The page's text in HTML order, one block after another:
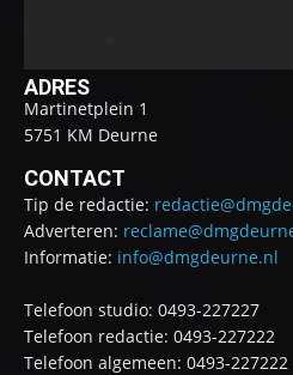
ADRES
Martinetplein 1
5751 KM Deurne
CONTACT
Tip de redactie:
Adverteren:
Informatie: info@dmgdeurne.nl
Telefoon studio: 0493-227227
Telefoon redactie: 0493-227222
Telefoon algemeen: 0493-227222